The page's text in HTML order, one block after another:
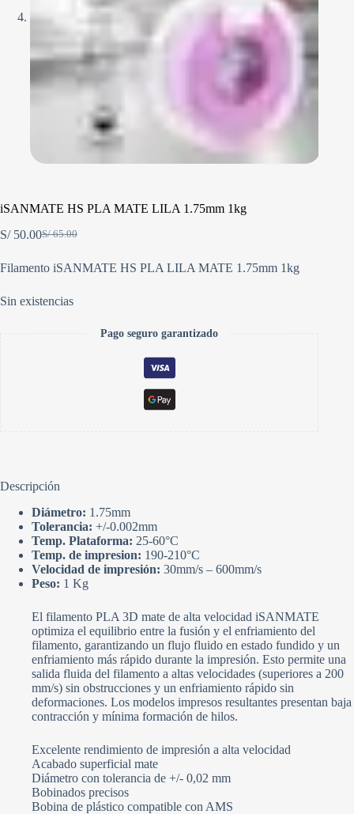
iSANMATE HS PLA MATE LILA 1.75mm 1kg
S/65.00
El
original
S/ 65.00.
S/50.00El
actual
S/ 50.00.
Filamento iSANMATE HS PLA LILA MATE 1.75mm 1kg
Sin existencias
Pago seguro garantizado
Descripción
Diámetro: 1.75mm
Tolerancia: +/-0.002mm
Temp. Plataforma: 25-60°C
Temp. de impresion: 190-210°C
Velocidad de impresión: 30mm/s – 600mm/s
Peso: 1 Kg
El filamento PLA 3D mate de alta velocidad iSANMATE
optimiza el equilibrio entre la fusión y el enfriamiento del
filamento, garantizando un flujo fluido en estado fundido y un
enfriamiento más rápido durante la impresión. Esto permite una
salida fluida del filamento a altas velocidades (superiores a 200
mm/s) sin obstrucciones y un enfriamiento rápido sin
deformaciones. Los modelos impresos resultantes presentan baja
contracción y mínima formación de hilos.
Excelente rendimiento de impresión a alta velocidad
Acabado superficial mate
Diámetro con tolerancia de +/- 0,02 mm
Bobinados precisos
Bobina de plástico compatible con AMS